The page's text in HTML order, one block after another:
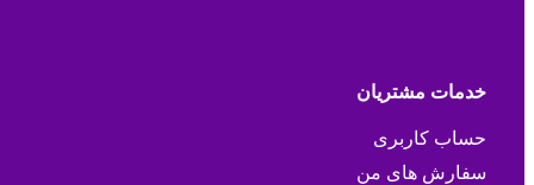
خدمات مشتریان
حساب کاربری
سفارش های من